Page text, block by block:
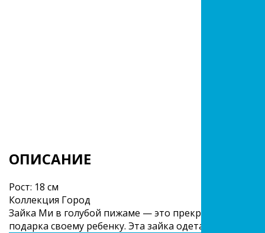
ОПИСАНИЕ
Рост: 18 см
Коллекция Город
Зайка Ми в голубой пижаме — это прекрасный
подарка своему ребенку. Эта зайка одета в пижаму,